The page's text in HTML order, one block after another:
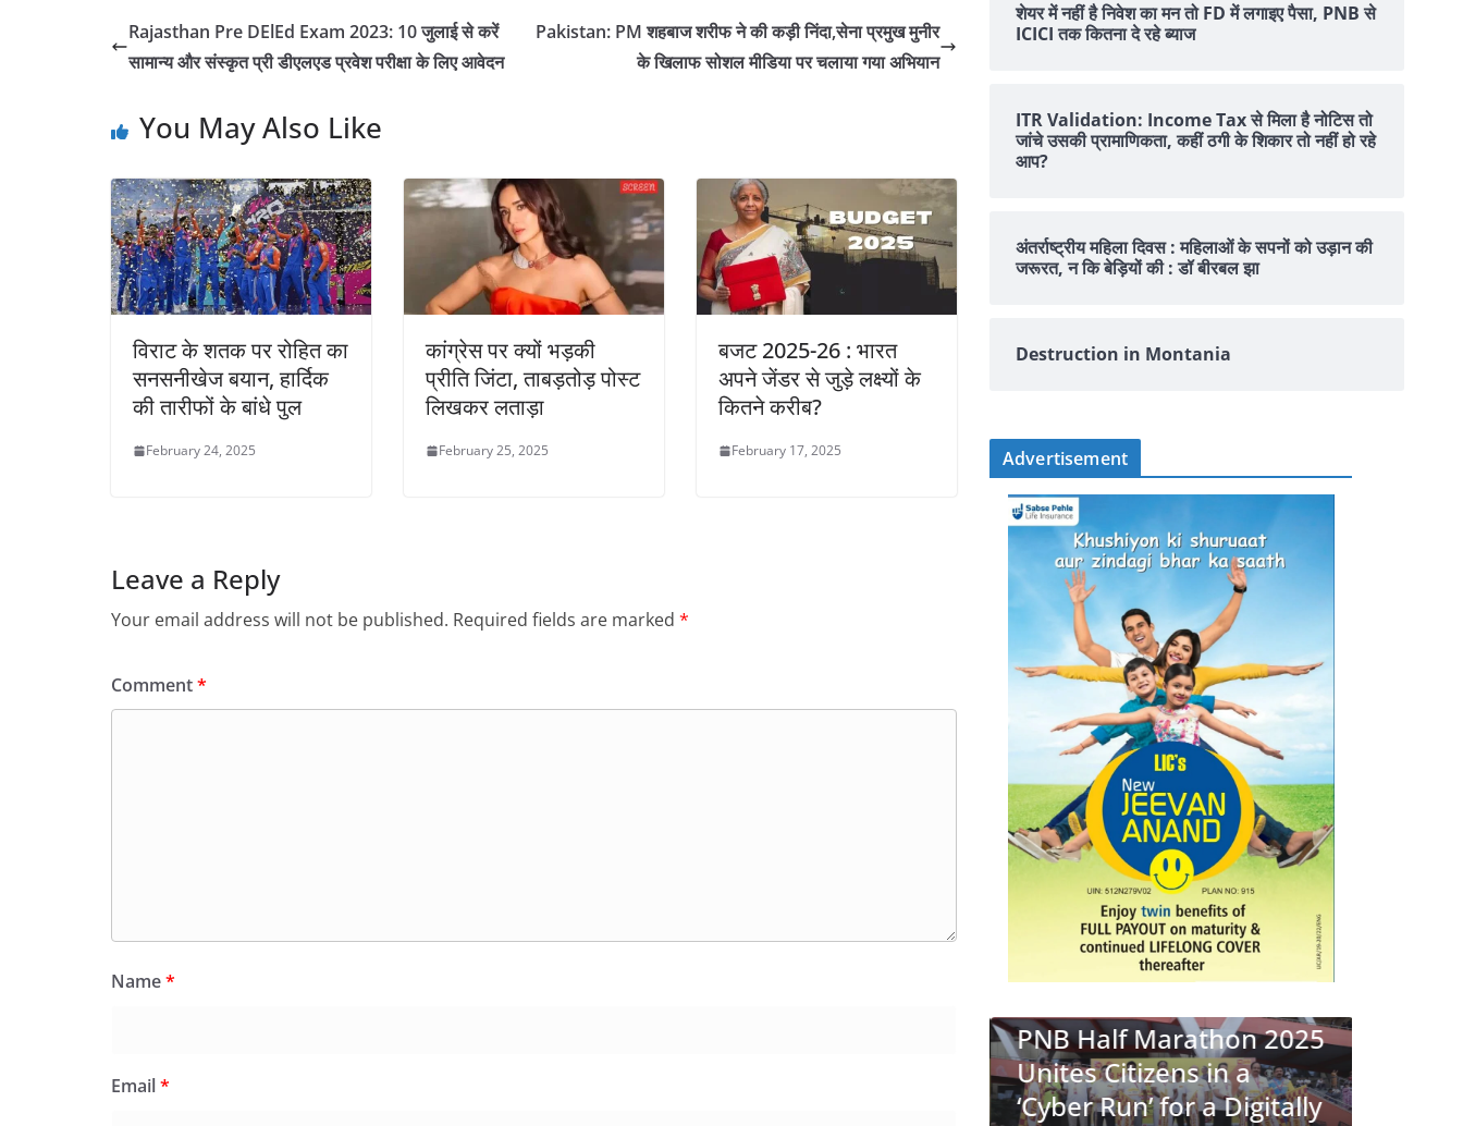
Rajasthan Pre DElEd Exam 2023: 10 जुलाई से करें
सामान्य और संस्कृत प्री डीएलएड प्रवेश परीक्षा के लिए आवेदन
Pakistan: PM शहबाज शरीफ ने की कड़ी निंदा,सेना प्रमुख मुनीर
के खिलाफ सोशल मीडिया पर चलाया गया अभियान
You May Also Like
विराट के शतक पर रोहित का
सनसनीखेज बयान, हार्दिक
की तारीफों के बांधे पुल
February 24, 2025
कांग्रेस पर क्यों भड़की
प्रीति जिंटा, ताबड़तोड़ पोस्ट
लिखकर लताड़ा
February 25, 2025
बजट 2025-26 : भारत
अपने जेंडर से जुड़े लक्ष्यों के
कितने करीब?
February 17, 2025
Leave a Reply
Your email address will not be published. Required fields are marked *
Comment*
Name*
Email*
शेयर में नहीं है न‍िवेश का मन तो FD में लगाइए पैसा, PNB से
ICICI तक क‍ितना दे रहे ब्‍याज
ITR Validation: Income Tax से मिला है नोटिस तो
जांचे उसकी प्रामाणिकता, कहीं ठगी के शिकार तो नहीं हो रहे
आप?
अंतर्राष्ट्रीय महिला दिवस : महिलाओं के सपनों को उड़ान की
जरूरत, न कि बेड़ियों की : डॉ बीरबल झा
Destruction in Montania
Advertisement
PNB Launches 34 New
PNB Half Marathon 2025
Unites Citizens in a
‘Cyber Run’ for a Digitally